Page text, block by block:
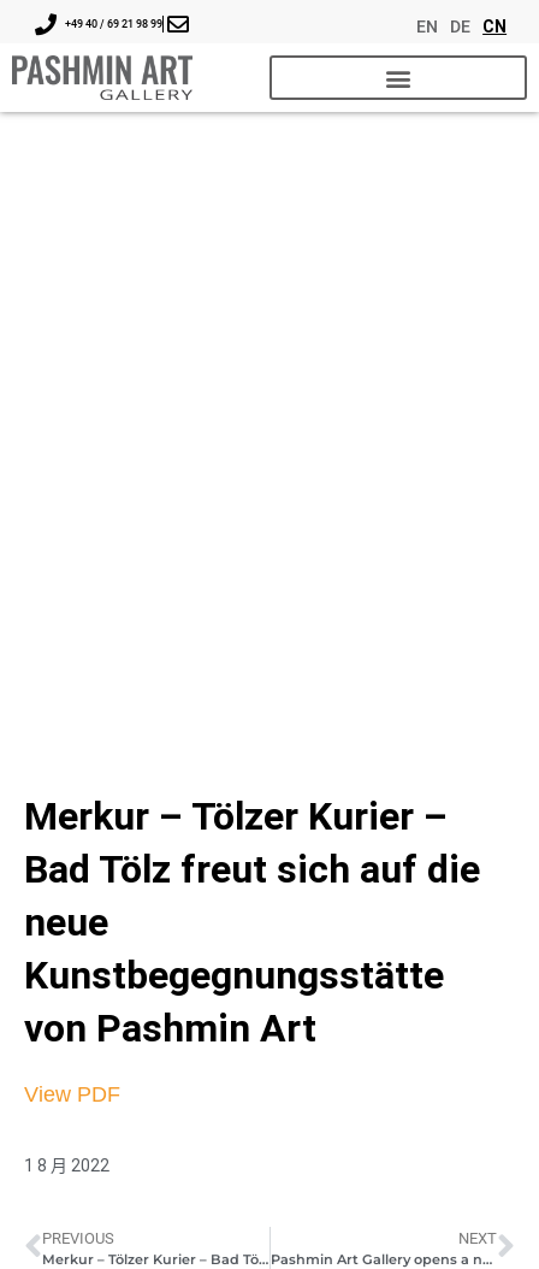
+49 40 / 69 21 98 99 EN DE CN
Merkur – Tölzer Kurier –
Bad Tölz freut sich auf die
neue
Kunstbegegnungsstätte
von Pashmin Art
View PDF
1 8 月 2022
PREVIOUS
Merkur – Tölzer Kurier – Bad Tölz is looking forward to the new art meeting place of Pashmin Art
NEXT
Pashmin Art Gallery opens a new gallery in Bad Tölz